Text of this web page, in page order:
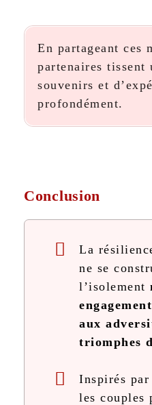
En partageant ces
partenaires tissent
souvenirs et
profondément.
Conclusion
La
ne se
l’isolement
aux
triomphes
Inspirés par
les couples